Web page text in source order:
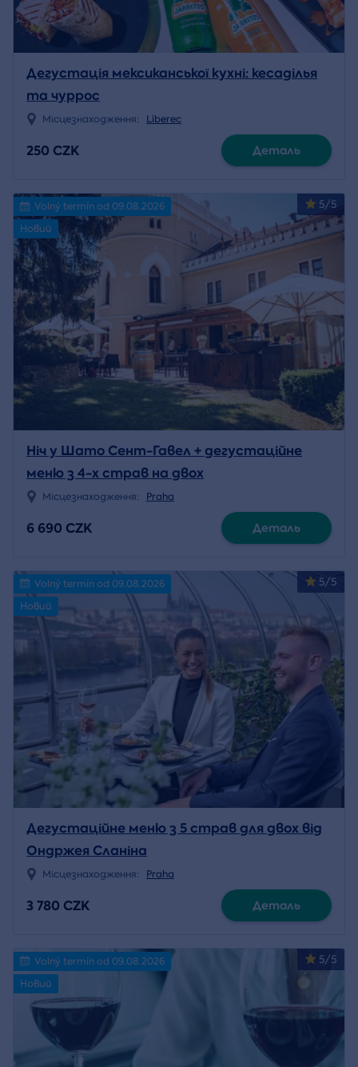
Дегустація мексиканської кухні: кесаділья
та чуррос
Місцезнаходження: Liberec
250 CZK Деталь
5/5
Volný termín od 09.08.2026
Новий
Ніч у Шато Сент-Гавел + дегустаційне
меню з 4-х страв на двох
Місцезнаходження: Praha
6 690 CZK Деталь
5/5
Volný termín od 09.08.2026
Новий
Дегустаційне меню з 5 страв для двох від
Ондржея Сланіна
Місцезнаходження: Praha
3 780 CZK Деталь
5/5
Volný termín od 09.08.2026
Новий